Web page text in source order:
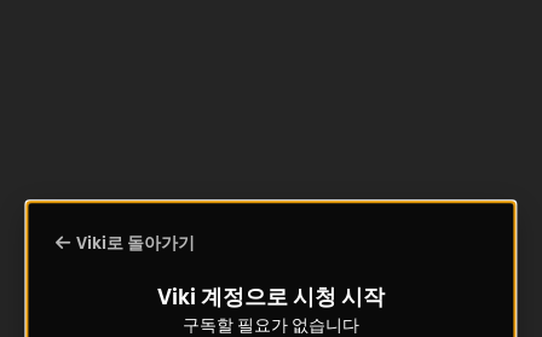
Viki로 돌아가기
Viki 계정으로 시청 시작
구독할 필요가 없습니다